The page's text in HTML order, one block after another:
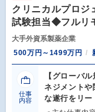
クリニカルプロジ
試験担当◆フルリ
大手外資系製薬企業
500万円～1499万円
仕事
内容
【グローバ
ネジメントや
な遂行をリー